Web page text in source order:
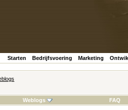
Starten Bedrijfsvoering Marketing
Weblogs FAQ